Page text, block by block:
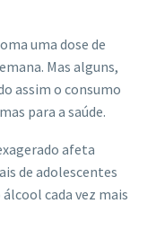
uma dose de
Mas alguns,
assim o consumo
para a saúde.
afeta
de adolescentes
cada vez mais